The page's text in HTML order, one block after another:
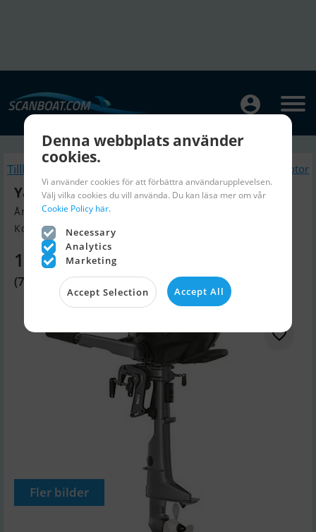
Tillbaka Liknande Båtmotor
Yamaha 2,5 HK - Kort Ben
Årsmodell 2026, Båtmotor till salu
Kolding, Danmark
10 840 SEK
(7 499 DKK)
Fler bilder
Denna webbplats använder
cookies.
Vi använder cookies för att förbättra användarupplevelsen.
Välj vilka cookies du vill använda. Du kan läsa mer om vår
Cookie Policy här.
Necessary
Analytics
Marketing
Accept Selection Accept All